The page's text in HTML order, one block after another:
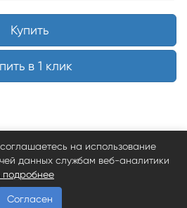
Купить
в 1 клик
на использование
данных службам веб-аналитики
подробнее
Согласен